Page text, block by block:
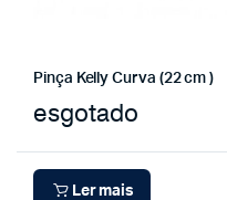
Pinça Kelly Curva (22 cm )
esgotado
Ler mais